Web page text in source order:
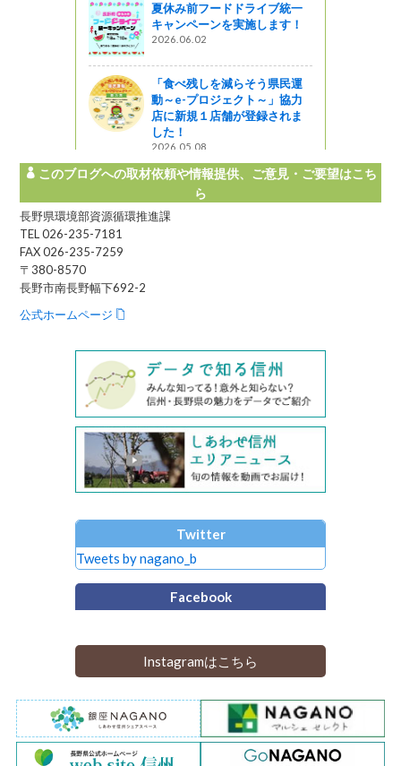
夏休み前フードドライブ統一
キャンペーンを実施します！
2026.06.02
「食べ残しを減らそう県民運
動～e-プロジェクト～」協力
店に新規１店舗が登録されま
した！
2026.05.08
このブログへの取材依頼や情報提供、ご意見・ご要望はこち
ら
長野県環境部資源循環推進課
TEL 026-235-7181
FAX 026-235-7259
〒380-8570
長野市南長野幅下692-2
公式ホームページ
Twitter
Tweets by nagano_b
Facebook
Instagramはこちら